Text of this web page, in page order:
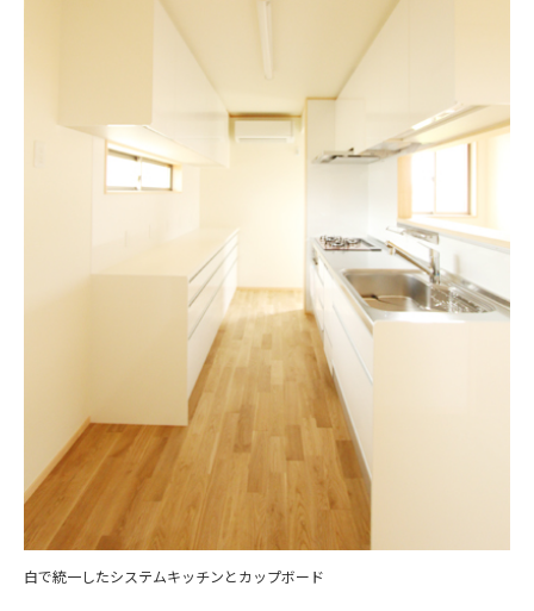
白で統一したシステムキッチンとカップボード